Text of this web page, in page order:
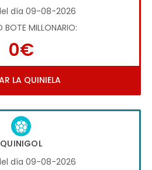
día 09-08-2026
BOTE MILLONARIO:
0€
LA QUINIELA
QUINIGOL
día 09-08-2026